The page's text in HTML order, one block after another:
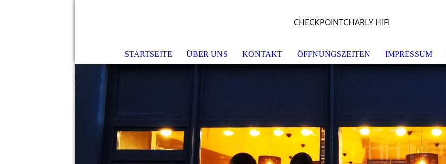
CHECKPOINTCHARLY HIFI
STARTSEITE ÜBER UNS KONTAKT ÖFFNUNGSZEITEN IMPRESSUM